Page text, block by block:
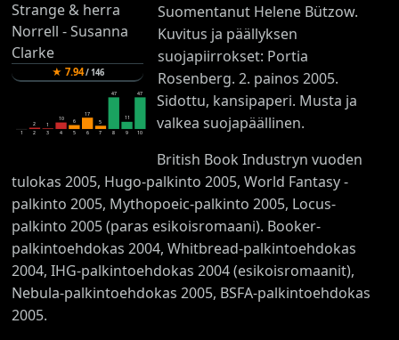
★ 7.94/146
1
2
2
1
3
10
4
6
5
17
6
5
7
47
8
11
9
47
10
Suomentanut Helene Bützow.
Kuvitus ja päällyksen
suojapiirrokset: Portia
Rosenberg. 2. painos 2005.
Sidottu, kansipaperi. Musta ja
valkea suojapäällinen.
British Book Industryn vuoden
tulokas 2005, Hugo-palkinto 2005, World Fantasy -
palkinto 2005, Mythopoeic-palkinto 2005, Locus-
palkinto 2005 (paras esikoisromaani). Booker-
palkintoehdokas 2004, Whitbread-palkintoehdokas
2004, IHG-palkintoehdokas 2004 (esikoisromaanit),
Nebula-palkintoehdokas 2005, BSFA-palkintoehdokas
2005.